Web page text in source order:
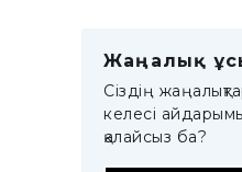
Жаңалық
Сіздің
келесі
қалайсыз ба?